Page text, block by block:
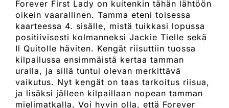
Forever First Lady on kuitenkin tähän lähtöön
oikein vaarallinen. Tamma eteni toisessa
kaarteessa 4. sisälle, mistä tuikkasi lopussa
positiivisesti kolmanneksi Jackie Tielle sekä
Il Quitolle häviten. Kengät riisuttiin tuossa
kilpailussa ensimmäistä kertaa tamman
uralla, ja sillä tuntui olevan merkittävä
vaikutus. Nyt kengät on taas tarkoitus riisua,
ja lisäksi jälleen kilpaillaan nopean tamman
mielimatkalla. Voi hyvin olla, että Forever